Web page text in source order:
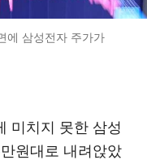
에 삼성전자 주가가
미치지 못한 삼성
원대로 내려앉았